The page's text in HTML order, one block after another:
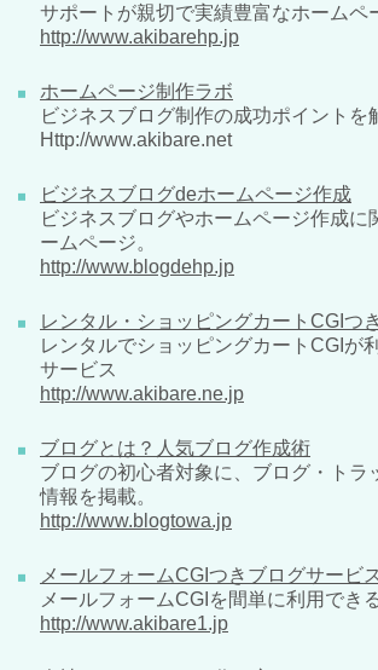
サポートが親切で実績豊富なホームペ
http://www.akibarehp.jp
ホームページ制作ラボ
ビジネスブログ制作の成功ポイントを
Http://www.akibare.net
ビジネスブログdeホームページ作成
ビジネスブログやホームページ作成に
ームページ。
http://www.blogdehp.jp
レンタル・ショッピングカートCGIつ
レンタルでショッピングカートCGIが
サービス
http://www.akibare.ne.jp
ブログとは？人気ブログ作成術
ブログの初心者対象に、ブログ・トラ
情報を掲載。
http://www.blogtowa.jp
メールフォームCGIつきブログサービス
メールフォームCGIを間単に利用でき
http://www.akibare1.jp